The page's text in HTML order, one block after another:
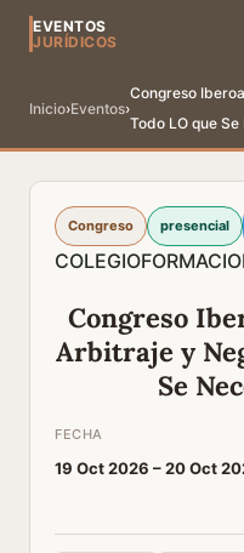
EVENTOS
JURÍDICOS
Inicio›Eventos›
Congreso
Todo LO que
Congreso presencial
COLEGIO
Congreso
Arbitraje y
Se
FECHA
19 Oct 2026 –20 Oct